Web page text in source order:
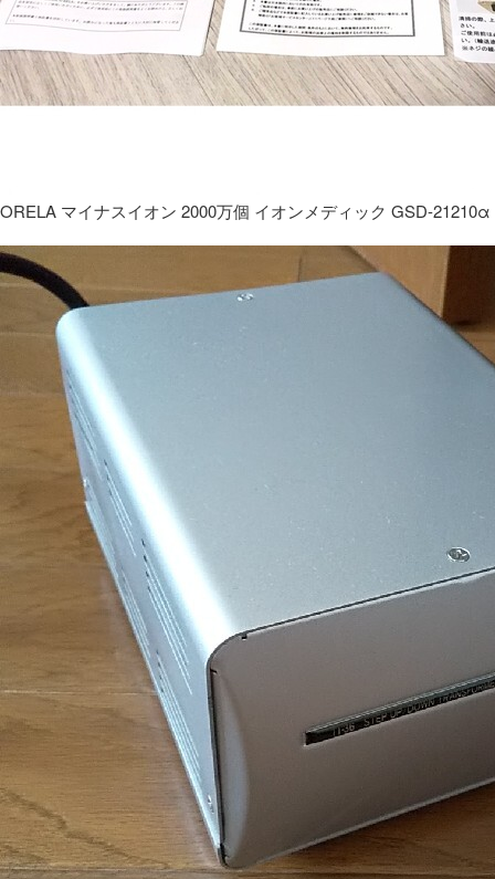
ORELA マイナスイオン 2000万個 イオンメディック GSD-21210α